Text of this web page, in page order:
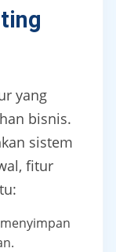
yang
bisnis.
sistem
fitur